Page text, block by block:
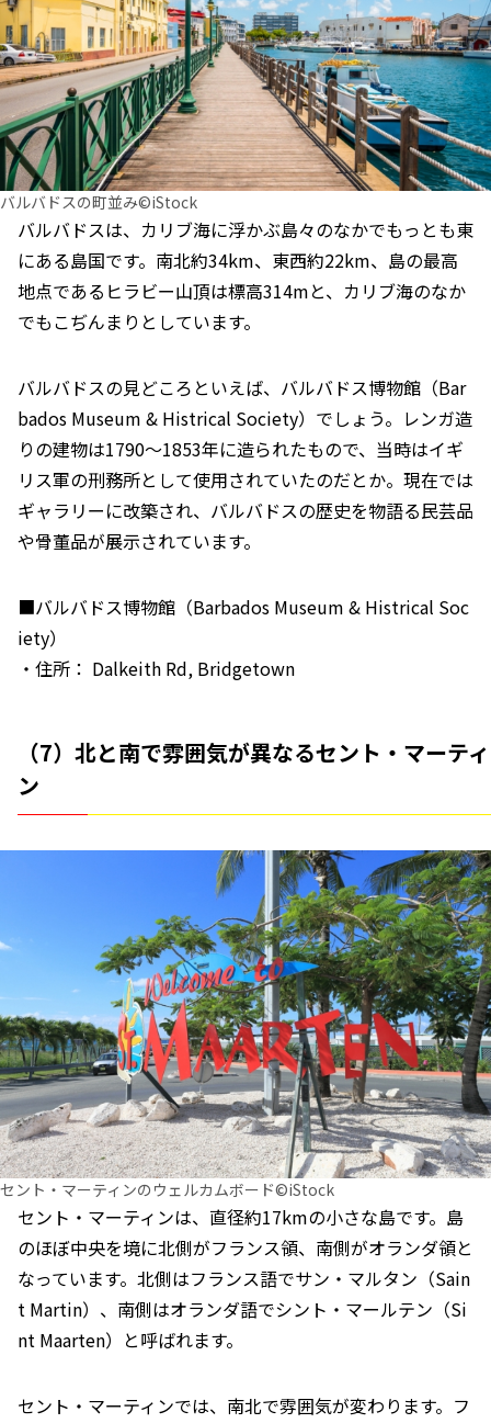
バルバドスの町並み©iStock
バルバドスは、カリブ海に浮かぶ島々のなかでもっとも東
にある島国です。南北約34km、東西約22km、島の最高
地点であるヒラビー山頂は標高314mと、カリブ海のなか
でもこぢんまりとしています。
バルバドスの見どころといえば、バルバドス博物館（Bar
bados Museum & Histrical Society）でしょう。レンガ造
りの建物は1790～1853年に造られたもので、当時はイギ
リス軍の刑務所として使用されていたのだとか。現在では
ギャラリーに改築され、バルバドスの歴史を物語る民芸品
や骨董品が展示されています。
■バルバドス博物館（Barbados Museum & Histrical Soc
iety）
・住所： Dalkeith Rd, Bridgetown
（7）北と南で雰囲気が異なるセント・マーティ
ン
セント・マーティンのウェルカムボード©iStock
セント・マーティンは、直径約17kmの小さな島です。島
のほぼ中央を境に北側がフランス領、南側がオランダ領と
なっています。北側はフランス語でサン・マルタン（Sain
t Martin）、南側はオランダ語でシント・マールテン（Si
nt Maarten）と呼ばれます。
セント・マーティンでは、南北で雰囲気が変わります。フ